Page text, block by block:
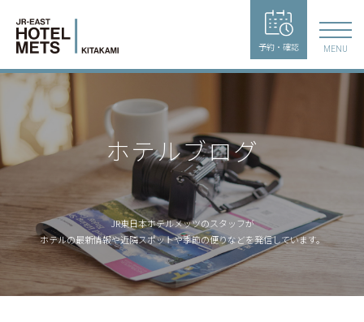
予約・確認 MENU
ホテルブログ
JR東日本ホテルメッツのスタッフが
ホテルの最新情報や近隣スポットや季節の便りなどを発信しています。